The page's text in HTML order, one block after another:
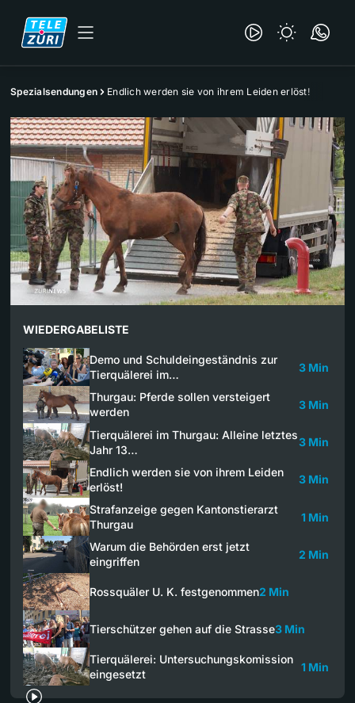
Spezialsendungen Endlich werden sie von ihrem Leiden erlöst!
WIEDERGABELISTE
Demo und Schuldeingeständnis zur
Tierquälerei im…
3 Min
Thurgau: Pferde sollen versteigert
werden
3 Min
Tierquälerei im Thurgau: Alleine letztes
Jahr 13…
3 Min
Endlich werden sie von ihrem Leiden
erlöst!
3 Min
Strafanzeige gegen Kantonstierarzt
Thurgau
1 Min
Warum die Behörden erst jetzt
eingriffen
2 Min
Rossquäler U. K. festgenommen2 Min
Tierschützer gehen auf die Strasse3 Min
Tierquälerei: Untersuchungskomission
eingesetzt
1 Min